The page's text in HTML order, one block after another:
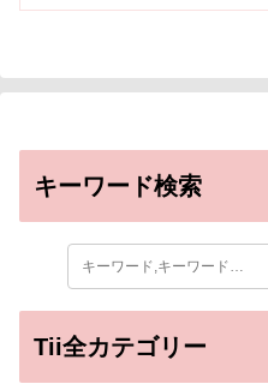
キーワード検索
Tii全カテゴリー